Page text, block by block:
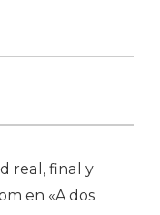
real, final y
en «A dos